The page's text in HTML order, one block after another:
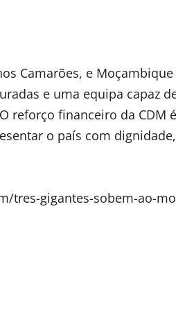
Camarões, e
e uma equipa capaz
reforço financeiro da CDM
o país com
tres-gigantes-sobem-ao-